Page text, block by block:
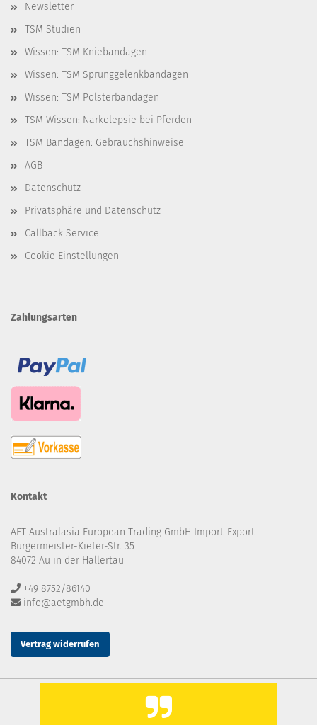
Newsletter
TSM Studien
Wissen: TSM Kniebandagen
Wissen: TSM Sprunggelenkbandagen
Wissen: TSM Polsterbandagen
TSM Wissen: Narkolepsie bei Pferden
TSM Bandagen: Gebrauchshinweise
AGB
Datenschutz
Privatsphäre und Datenschutz
Callback Service
Cookie Einstellungen
Zahlungsarten
Kontakt
AET Australasia European Trading GmbH Import-Export
Bürgermeister-Kiefer-Str. 35
84072 Au in der Hallertau
+49 8752/86140
info@aetgmbh.de
Vertrag widerrufen